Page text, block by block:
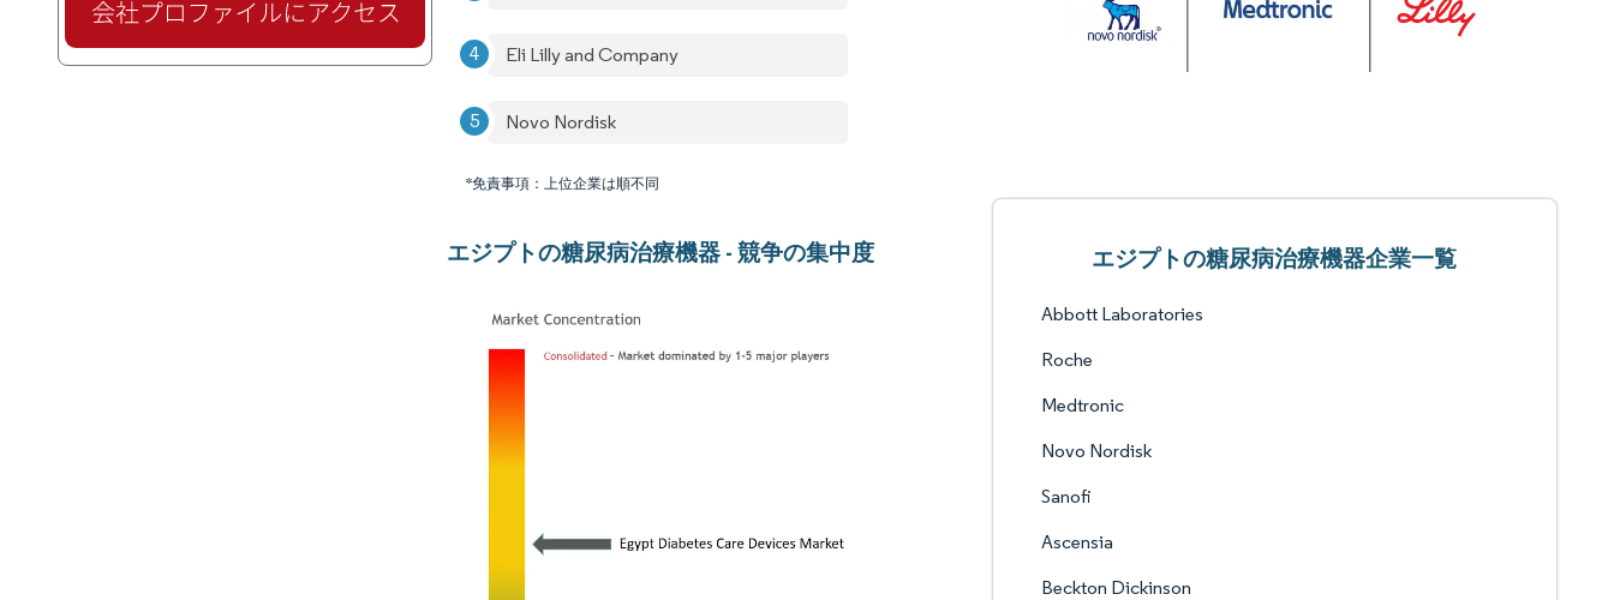
Eli Lilly and Company
Novo Nordisk
*免責事項：上位企業は順不同
エジプトの糖尿病治療機器 - 競争の集中度 エジプトの糖尿病治療機器企業一覧
Abbott Laboratories
Roche
Medtronic
Novo Nordisk
Sanofi
Ascensia
Beckton Dickinson